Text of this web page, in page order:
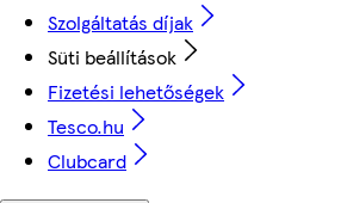
Szolgáltatás díjak
Süti beállítások
Fizetési lehetőségek
Tesco.hu
Clubcard